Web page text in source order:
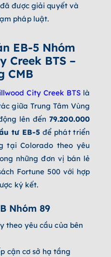
được giải quyết và
pháp luật.
EB-5 Nhóm
Creek BTS –
CMB
City Creek BTSlà
giữa Trung Tâm Vùng
lên đến 79.200.000
tư EB-5 để phát triển
tại Colorado theo yêu
những đơn vị bán lẻ
Fortune 500 với hợp
ký kết.
Nhóm 89
theo yêu cầu của bên
cận cơ sở hạ tầng